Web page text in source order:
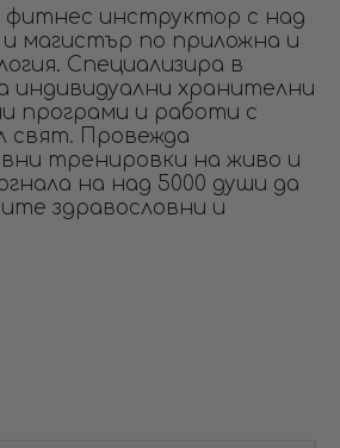
инструктор с над
и магистър по приложна и
Специализира в
индивидуални хранителни
програми и работи с
свят. Провежда
тренировки на живо и
на над 5000 души да
здравословни и